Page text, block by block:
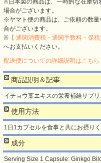
※日本製の商品は、一時的な在庫切
場合がございます。
※ヤマト便の商品は、ご依頼の数
合がございます。
※ 【 通関消費税・通関手数料・保税
へお支払いください。
配送便についての詳細説明はこちら
商品説明＆記事
イチョウ葉エキスの栄養補給サプリ
使用方法
1日1カプセルを食事と共にお摂りく
成分
Serving Size 1 Capsule: Ginkgo